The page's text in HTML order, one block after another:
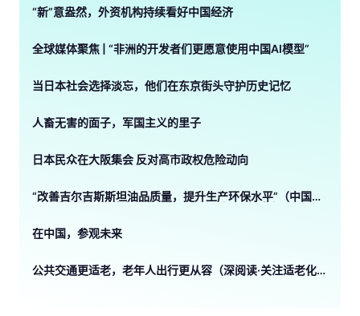
“新”意盎然，外资机构持续看好中国经济
全球媒体聚焦 | “非洲的开发者们更愿意使用中国AI模型”
当日本社会选择淡忘，他们在东京街头守护历史记忆
人畜无害的面子，军国主义的里子
日本民众在大阪集会 反对高市政权危险动向
“改善吉尔吉斯斯坦油品质量，提升生产环保水平”（中国—
在中国，参观未来
公共交通更适老，老年人出行更从容（深阅读·关注适老化改